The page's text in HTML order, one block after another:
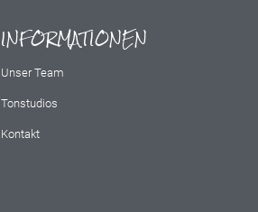
INFORMATIONEN
Unser Team
Tonstudios
Kontakt